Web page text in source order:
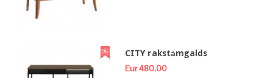
CITY rakstāmgalds
Eur 480,00